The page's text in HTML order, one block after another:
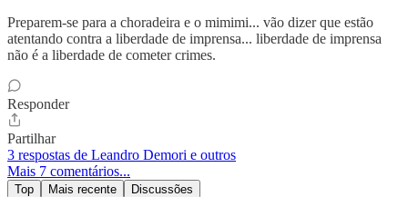
Preparem-se para a choradeira e o mimimi... vão dizer que estão
atentando contra a liberdade de imprensa... liberdade de imprensa
não é a liberdade de cometer crimes.
Responder
Partilhar
3 respostas de Leandro Demori e outros
Mais 7 comentários...
Top Mais recente Discussões